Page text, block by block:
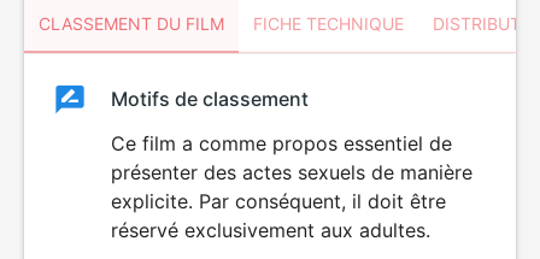
CLASSEMENT DU FILM FICHE TECHNIQUE
ClassementClassement
SEXUALITÉ
EXPLICITE
Motifs de classement
Ce film a comme propos essentiel de
présenter des actes sexuels de manière
explicite. Par conséquent, il doit être
réservé exclusivement aux adultes.